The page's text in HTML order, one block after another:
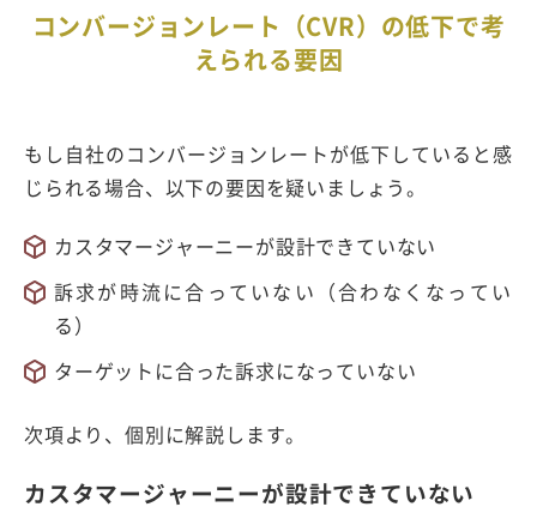
コンバージョンレート（CVR）の低下で考
えられる要因
もし自社のコンバージョンレートが低下していると感
じられる場合、以下の要因を疑いましょう。
カスタマージャーニーが設計できていない
訴求が時流に合っていない（合わなくなってい
る）
ターゲットに合った訴求になっていない
次項より、個別に解説します。
カスタマージャーニーが設計できていない